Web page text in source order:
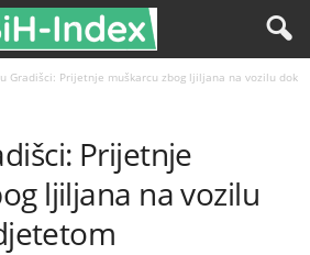
Gradišci: Prijetnje muškarcu zbog ljiljana na vozilu dok
Prijetnje
ljiljana na vozilu